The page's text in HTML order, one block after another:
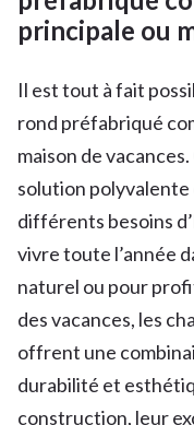
principale ou
Il est tout à fait
rond préfabriqué
maison de
solution
différents besoins
vivre toute l’année
naturel ou pour
des vacances, les
offrent une
durabilité et
construction, leur